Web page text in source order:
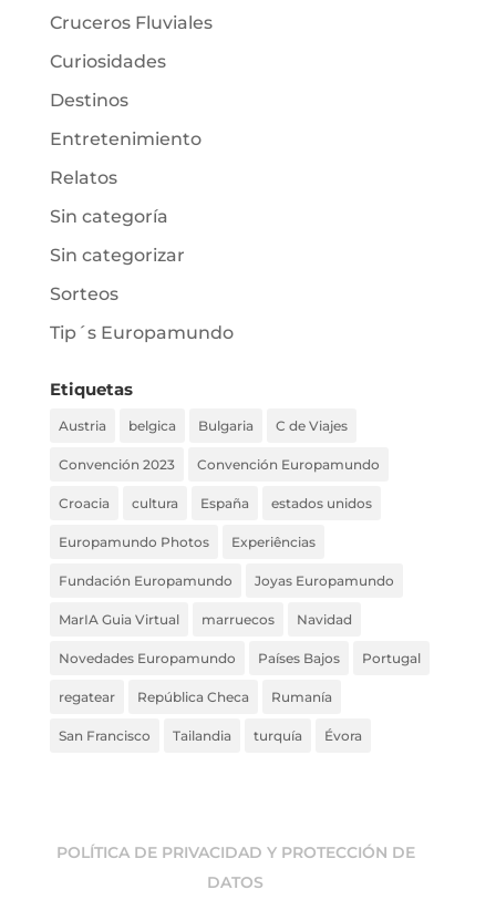
Cruceros Fluviales
Curiosidades
Destinos
Entretenimiento
Relatos
Sin categoría
Sin categorizar
Sorteos
Tip´s Europamundo
Etiquetas
Austria belgica Bulgaria C de Viajes
Convención 2023 Convención Europamundo
Croacia cultura España estados unidos
Europamundo Photos Experiências
Fundación Europamundo Joyas Europamundo
MarIA Guia Virtual marruecos Navidad
Novedades Europamundo Países Bajos Portugal
regatear República Checa Rumanía
San Francisco Tailandia turquía Évora
POLÍTICA DE PRIVACIDAD Y PROTECCIÓN DE
DATOS